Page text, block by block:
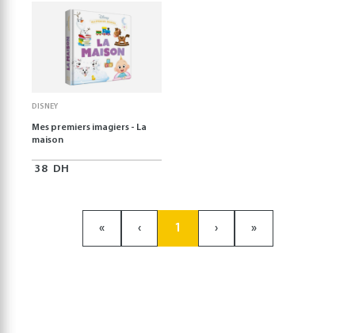
DISNEY
Mes premiers imagiers - La
maison
38 DH
« ‹ 1 › »